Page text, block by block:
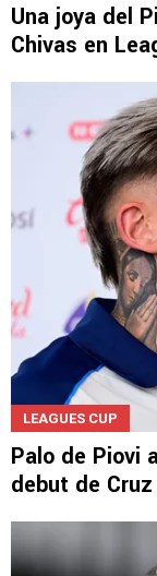
Una joya del
Chivas en
LEAGUES CUP
Palo de Piovi
debut de